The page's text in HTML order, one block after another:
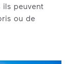
ils peuvent
ou de